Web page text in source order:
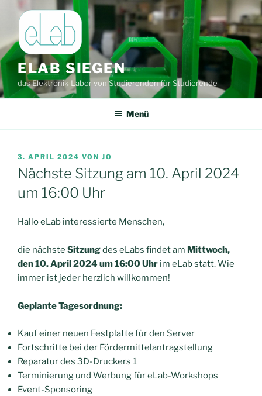
Inhalt
springen
ELAB SIEGEN
das Elektronik-Labor von Studierenden für Studierende
Menü
VERÖFFENTLICHT
AM
3. APRIL 2024 VON JO
Nächste Sitzung am 10. April 2024
um 16:00 Uhr
Hallo eLab interessierte Menschen,
die nächste Sitzungdes eLabs findet am Mittwoch,
den 10. April 2024 um 16:00 Uhr im eLab statt. Wie
immer ist jeder herzlich willkommen!
Geplante Tagesordnung:
Kauf einer neuen Festplatte für den Server
Fortschritte bei der Fördermittelantragstellung
Reparatur des 3D-Druckers 1
Terminierung und Werbung für eLab-Workshops
Event-Sponsoring